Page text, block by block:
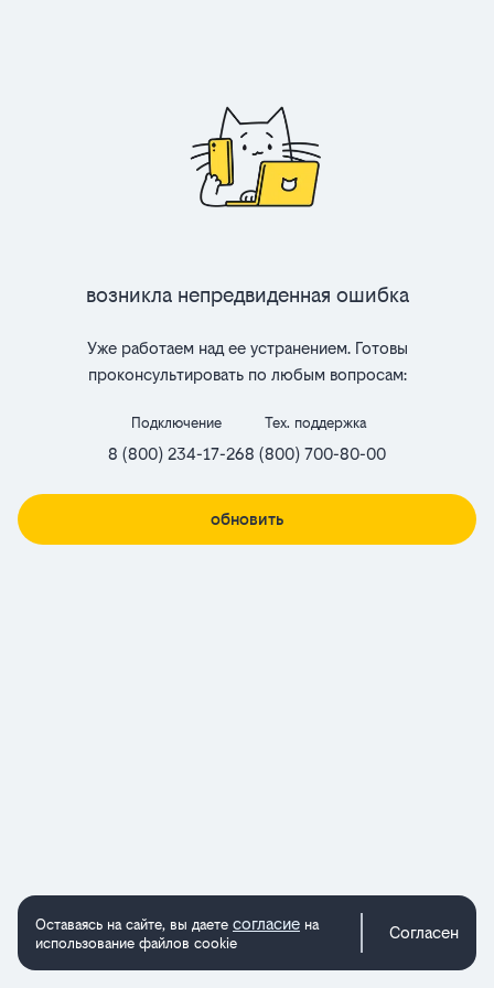
Возникла непредвиденная ошибка
Уже работаем над ее устранением. Готовы
проконсультировать по любым вопросам:
Подключение
8 (800) 234-17-26
Тех. поддержка
8 (800) 700-80-00
обновить
Оставаясь на сайте, вы даете согласие на
использование файлов cookie
Согласен